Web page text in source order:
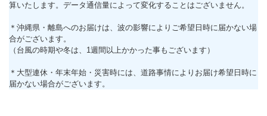
算いたします。データ通信量によって変化することはございません。
＊沖縄県・離島へのお届けは、波の影響によりご希望日時に届かない場
合がございます。
（台風の時期や冬は、1週間以上かかった事もございます）
＊大型連休・年末年始・災害時には、道路事情によりお届け希望日時に
届かない場合がございます。